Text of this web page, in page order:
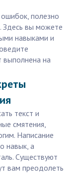
полезно
Здесь вы можете
навыками и
выполнена на
текст и
смятения,
Написание
навык, а
Существуют
вам преодолеть